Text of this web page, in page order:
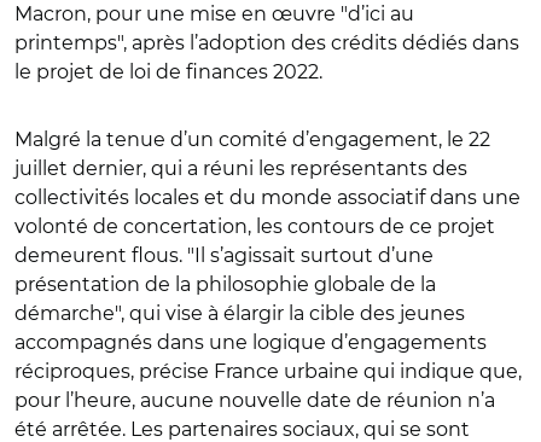
Macron, pour une mise en œuvre "d’ici au
printemps", après l’adoption des crédits dédiés dans
le projet de loi de finances 2022.
Malgré la tenue d’un comité d’engagement, le 22
juillet dernier, qui a réuni les représentants des
collectivités locales et du monde associatif dans une
volonté de concertation, les contours de ce projet
demeurent flous. "Il s’agissait surtout d’une
présentation de la philosophie globale de la
démarche", qui vise à élargir la cible des jeunes
accompagnés dans une logique d’engagements
réciproques, précise France urbaine qui indique que,
pour l’heure, aucune nouvelle date de réunion n’a
été arrêtée. Les partenaires sociaux, qui se sont